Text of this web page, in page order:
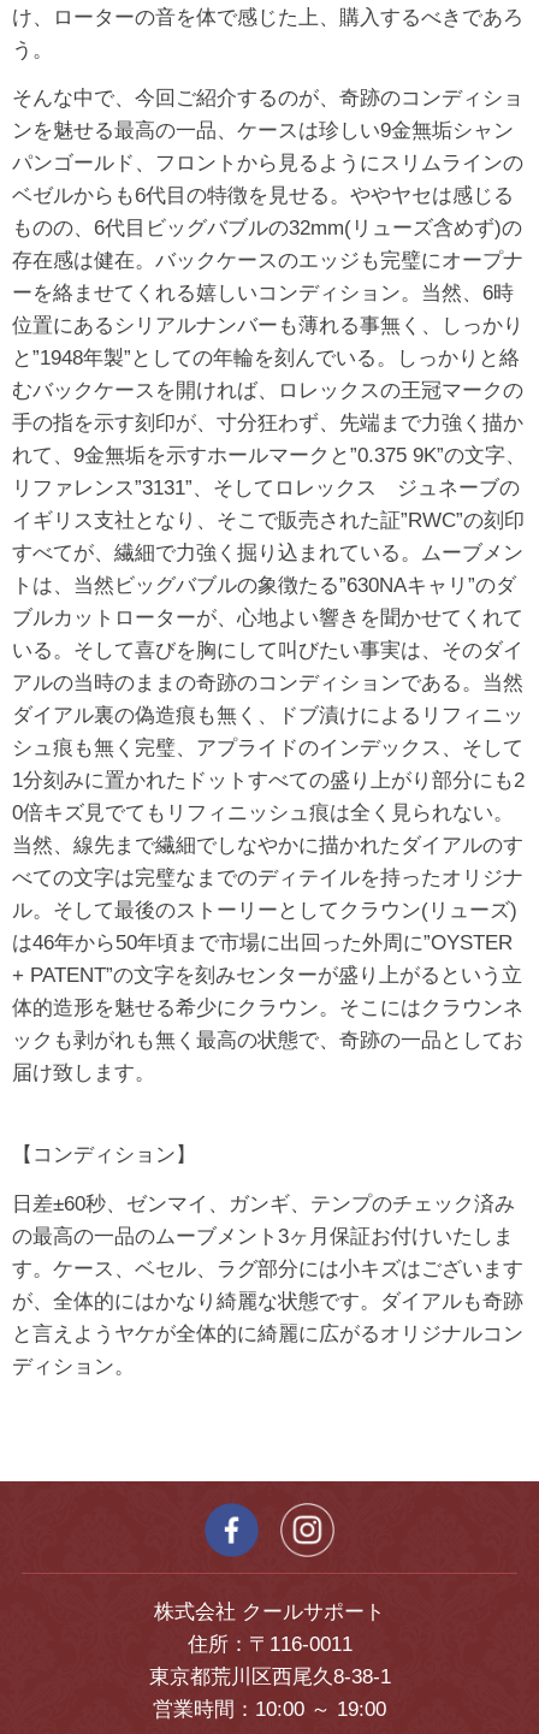
け、ローターの音を体で感じた上、購入するべきであろ
う。
そんな中で、今回ご紹介するのが、奇跡のコンディショ
ンを魅せる最高の一品、ケースは珍しい9金無垢シャン
パンゴールド、フロントから見るようにスリムラインの
ベゼルからも6代目の特徴を見せる。ややヤセは感じる
ものの、6代目ビッグバブルの32mm(リューズ含めず)の
存在感は健在。バックケースのエッジも完璧にオープナ
ーを絡ませてくれる嬉しいコンディション。当然、6時
位置にあるシリアルナンバーも薄れる事無く、しっかり
と”1948年製”としての年輪を刻んでいる。しっかりと絡
むバックケースを開ければ、ロレックスの王冠マークの
手の指を示す刻印が、寸分狂わず、先端まで力強く描か
れて、9金無垢を示すホールマークと”0.375 9K”の文字、
リファレンス”3131”、そしてロレックス ジュネーブの
イギリス支社となり、そこで販売された証”RWC”の刻印
すべてが、繊細で力強く掘り込まれている。ムーブメン
トは、当然ビッグバブルの象徴たる”630NAキャリ”のダ
ブルカットローターが、心地よい響きを聞かせてくれて
いる。そして喜びを胸にして叫びたい事実は、そのダイ
アルの当時のままの奇跡のコンディションである。当然
ダイアル裏の偽造痕も無く、ドブ漬けによるリフィニッ
シュ痕も無く完璧、アプライドのインデックス、そして
1分刻みに置かれたドットすべての盛り上がり部分にも2
0倍キズ見でてもリフィニッシュ痕は全く見られない。
当然、線先まで繊細でしなやかに描かれたダイアルのす
べての文字は完璧なまでのディテイルを持ったオリジナ
ル。そして最後のストーリーとしてクラウン(リューズ)
は46年から50年頃まで市場に出回った外周に”OYSTER
+ PATENT”の文字を刻みセンターが盛り上がるという立
体的造形を魅せる希少にクラウン。そこにはクラウンネ
ックも剥がれも無く最高の状態で、奇跡の一品としてお
届け致します。
【コンディション】
日差±60秒、ゼンマイ、ガンギ、テンプのチェック済み
の最高の一品のムーブメント3ヶ月保証お付けいたしま
す。ケース、ベセル、ラグ部分には小キズはございます
が、全体的にはかなり綺麗な状態です。ダイアルも奇跡
と言えようヤケが全体的に綺麗に広がるオリジナルコン
ディション。
株式会社 クールサポート
住所：〒116-0011
東京都荒川区西尾久8-38-1
営業時間：10:00 ～ 19:00